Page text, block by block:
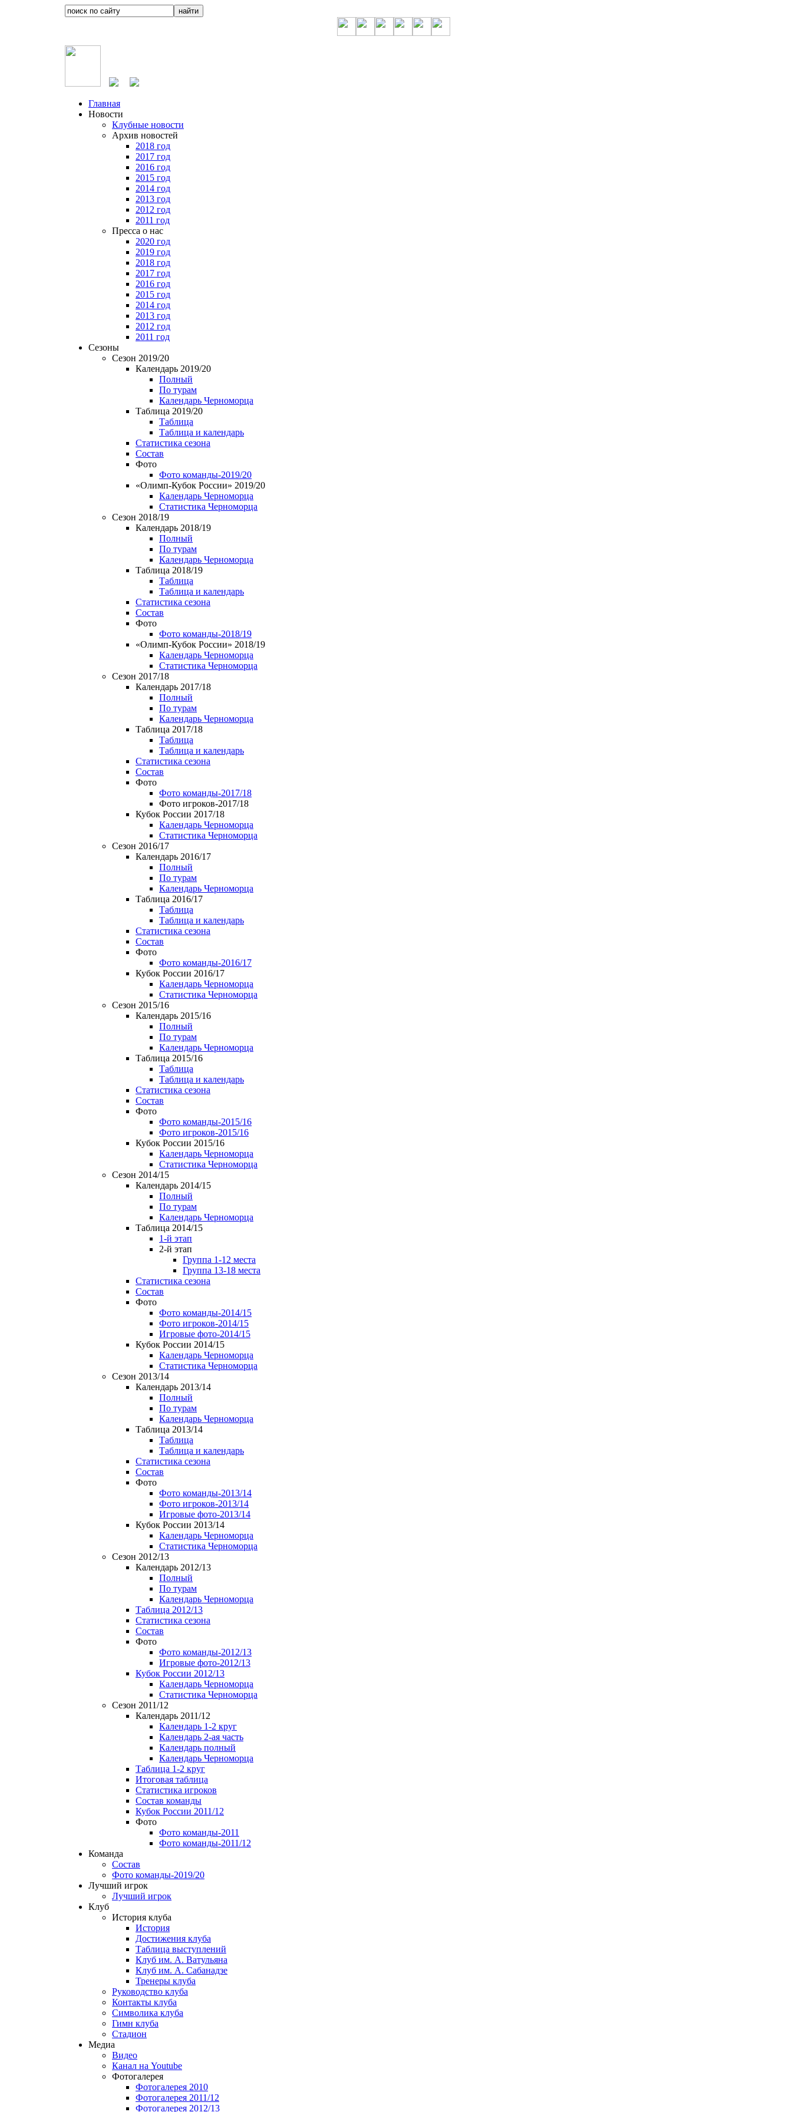
Главная
Новости
Клубные новости
Архив новостей
2018 год
2017 год
2016 год
2015 год
2014 год
2013 год
2012 год
2011 год
Пресса о нас
2020 год
2019 год
2018 год
2017 год
2016 год
2015 год
2014 год
2013 год
2012 год
2011 год
Сезоны
Сезон 2019/20
Календарь 2019/20
Полный
По турам
Календарь Черноморца
Таблица 2019/20
Таблица
Таблица и календарь
Статистика сезона
Состав
Фото
Фото команды-2019/20
«Олимп-Кубок России» 2019/20
Календарь Черноморца
Статистика Черноморца
Сезон 2018/19
Календарь 2018/19
Полный
По турам
Календарь Черноморца
Таблица 2018/19
Таблица
Таблица и календарь
Статистика сезона
Состав
Фото
Фото команды-2018/19
«Олимп-Кубок России» 2018/19
Календарь Черноморца
Статистика Черноморца
Сезон 2017/18
Календарь 2017/18
Полный
По турам
Календарь Черноморца
Таблица 2017/18
Таблица
Таблица и календарь
Статистика сезона
Состав
Фото
Фото команды-2017/18
Фото игроков-2017/18
Кубок России 2017/18
Календарь Черноморца
Статистика Черноморца
Сезон 2016/17
Календарь 2016/17
Полный
По турам
Календарь Черноморца
Таблица 2016/17
Таблица
Таблица и календарь
Статистика сезона
Состав
Фото
Фото команды-2016/17
Кубок России 2016/17
Календарь Черноморца
Статистика Черноморца
Сезон 2015/16
Календарь 2015/16
Полный
По турам
Календарь Черноморца
Таблица 2015/16
Таблица
Таблица и календарь
Статистика сезона
Состав
Фото
Фото команды-2015/16
Фото игроков-2015/16
Кубок России 2015/16
Календарь Черноморца
Статистика Черноморца
Сезон 2014/15
Календарь 2014/15
Полный
По турам
Календарь Черноморца
Таблица 2014/15
1-й этап
2-й этап
Группа 1-12 места
Группа 13-18 места
Статистика сезона
Состав
Фото
Фото команды-2014/15
Фото игроков-2014/15
Игровые фото-2014/15
Кубок России 2014/15
Календарь Черноморца
Статистика Черноморца
Сезон 2013/14
Календарь 2013/14
Полный
По турам
Календарь Черноморца
Таблица 2013/14
Таблица
Таблица и календарь
Статистика сезона
Состав
Фото
Фото команды-2013/14
Фото игроков-2013/14
Игровые фото-2013/14
Кубок России 2013/14
Календарь Черноморца
Статистика Черноморца
Сезон 2012/13
Календарь 2012/13
Полный
По турам
Календарь Черноморца
Таблица 2012/13
Статистика сезона
Состав
Фото
Фото команды-2012/13
Игровые фото-2012/13
Кубок России 2012/13
Календарь Черноморца
Статистика Черноморца
Сезон 2011/12
Календарь 2011/12
Календарь 1-2 круг
Календарь 2-ая часть
Календарь полный
Календарь Черноморца
Таблица 1-2 круг
Итоговая таблица
Статистика игроков
Состав команды
Кубок России 2011/12
Фото
Фото команды-2011
Фото команды-2011/12
Команда
Состав
Фото команды-2019/20
Лучший игрок
Лучший игрок
Клуб
История клуба
История
Достижения клуба
Таблица выступлений
Клуб им. А. Ватульяна
Клуб им. А. Сабанадзе
Тренеры клуба
Руководство клуба
Контакты клуба
Символика клуба
Гимн клуба
Стадион
Медиа
Видео
Канал на Youtube
Фотогалерея
Фотогалерея 2010
Фотогалерея 2011/12
Фотогалерея 2012/13